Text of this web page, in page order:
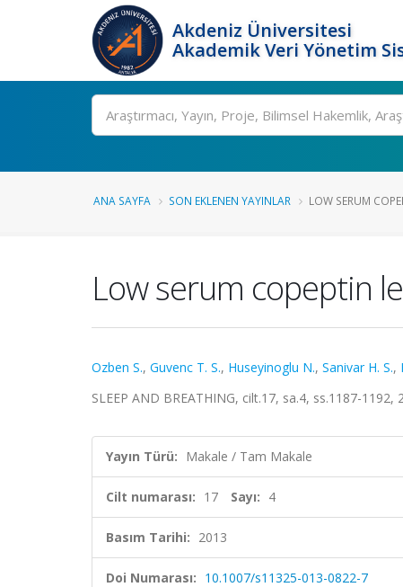
Akdeniz Üniversitesi
Akademik Veri Yönetim
Ara
ANA SAYFA SON EKLENEN YAYINLAR LOW SERUM
Low serum copeptin
Ozben S., Guvenc T. S., Huseyinoglu N., Sanivar H. S.,
SLEEP AND BREATHING, cilt.17, sa.4, ss.1187-1192,
Yayın Türü: Makale / Tam Makale
Cilt numarası: 17 Sayı: 4
Basım Tarihi: 2013
Doi Numarası: 10.1007/s11325-013-0822-7